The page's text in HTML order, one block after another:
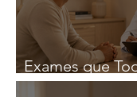
Exames que
Deveria Fazer